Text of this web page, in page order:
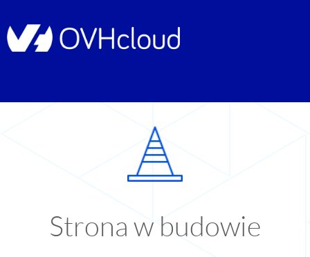
Strona w budowie